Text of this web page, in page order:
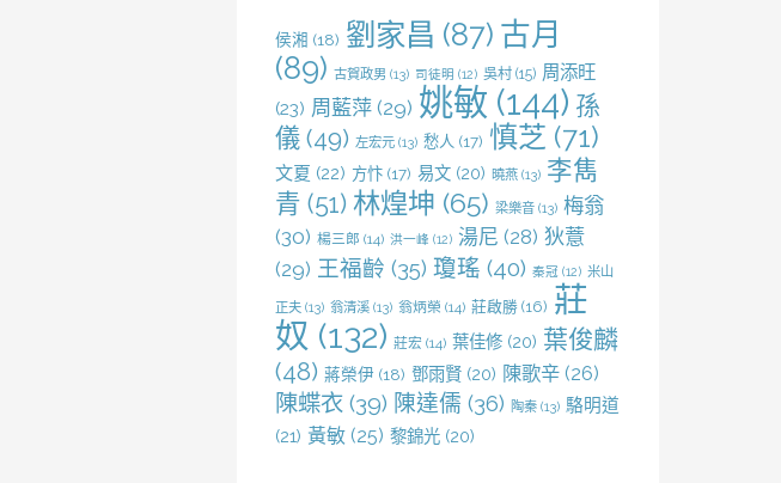
侯湘 (18) 劉家昌 (87) 古月
(89) 古賀政男 (13) 司徒明 (12) 吳村(15) 周添旺
(23) 周藍萍(29) 姚敏 (144) 孫
儀(49) 左宏元(13) 愁人 (17) 慎芝 (71)
文夏 (22) 方忭(17) 易文(20) 曉燕(13) 李雋
青 (51) 林煌坤 (65) 梁樂音(13) 梅翁
(30) 楊三郎 (14) 洪一峰 (12) 湯尼 (28) 狄薏
(29) 王福齡 (35) 瓊瑤 (40) 秦冠 (12) 米山
正夫(13) 翁清溪(13) 翁炳榮 (14) 莊啟勝(16) 莊
奴 (132) 莊宏(14) 葉佳修(20) 葉俊麟
(48) 蔣榮伊 (18) 鄧雨賢(20) 陳歌辛(26)
陳蝶衣(39) 陳達儒 (36) 陶秦(13) 駱明道
(21) 黃敏(25) 黎錦光(20)